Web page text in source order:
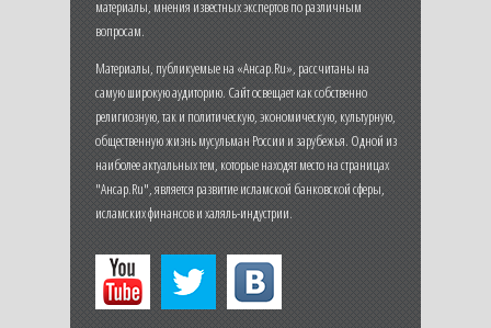
материалы, мнения известных экспертов по различным
вопросам.
Материалы, публикуемые на «Ансар.Ru», рассчитаны на
самую широкую аудиторию. Сайт освещает как собственно
религиозную, так и политическую, экономическую, культурную,
общественную жизнь мусульман России и зарубежья. Одной из
наиболее актуальных тем, которые находят место на страницах
"Ансар.Ru", является развитие исламской банковской сферы,
исламских финансов и халяль-индустрии.